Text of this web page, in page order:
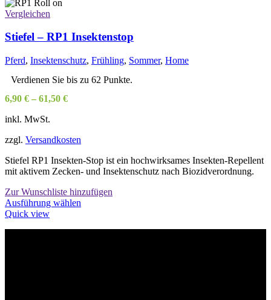
Vergleichen
Stiefel – RP1 Insektenstop
Pferd, Insektenschutz, Frühling, Sommer, Home
Verdienen Sie bis zu 62 Punkte.
6,90 € – 61,50 €
inkl. MwSt.
zzgl. Versandkosten
Stiefel RP1 Insekten-Stop ist ein hochwirksames Insekten-Repellent
mit aktivem Zecken- und Insektenschutz nach Biozidverordnung.
Zur Wunschliste hinzufügen
Ausführung wählen
Quick view